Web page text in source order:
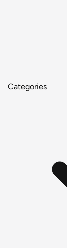
Categories